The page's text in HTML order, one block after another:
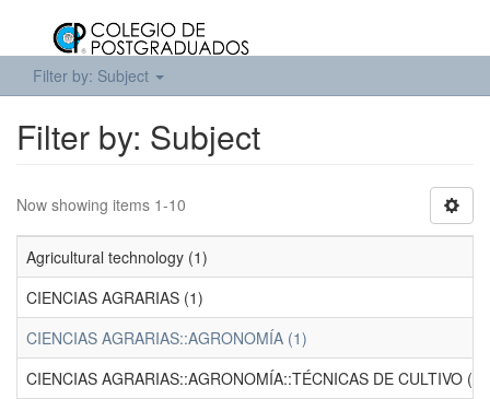
Filter by: Subject
Filter by: Subject
Now showing items 1-10
Agricultural technology (1)
CIENCIAS AGRARIAS (1)
CIENCIAS AGRARIAS::AGRONOMÍA (1)
CIENCIAS AGRARIAS::AGRONOMÍA::TÉCNICAS DE CULTIVO (1)